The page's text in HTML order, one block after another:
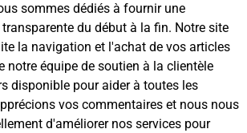
sommes dédiés à fournir une
du début à la fin. Notre site
la navigation et l'achat de vos articles
notre équipe de soutien à la clientèle
disponible pour aider à toutes les
vos commentaires et nous nous
d'améliorer nos services pour